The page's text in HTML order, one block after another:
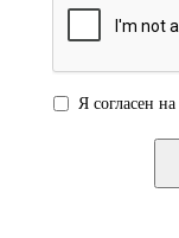
Я согласен на